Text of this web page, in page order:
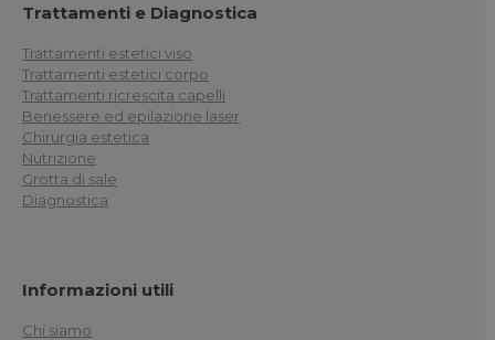
Trattamenti e Diagnostica
Trattamenti estetici viso
Trattamenti estetici corpo
Trattamenti ricrescita capelli
Benessere ed epilazione laser
Chirurgia estetica
Nutrizione
Grotta di sale
Diagnostica
Informazioni utili
Chi siamo